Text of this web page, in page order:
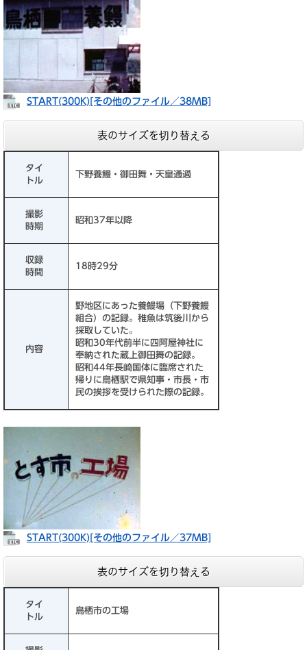
​START(300K)[その他のファイル／38MB]
表のサイズを切り替える
タイ
トル
下野養鰻・御田舞・天皇通過
撮影
時期
昭和37年以降
収録
時間
18時29分
内容
野地区にあった養鰻場（下野養鰻
組合）の記録。稚魚は筑後川から
採取していた。
昭和30年代前半に四阿屋神社に
奉納された蔵上御田舞の記録。
昭和44年長崎国体に臨席された
帰りに鳥栖駅で県知事・市長・市
民の挨拶を受けられた際の記録。
START(300K)[その他のファイル／37MB]
表のサイズを切り替える
タイ
トル
鳥栖市の工場